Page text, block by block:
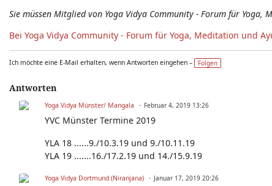
Sie müssen Mitglied von Yoga Vidya Community - Forum für
Bei Yoga Vidya Community - Forum für Yoga, Meditation und
Ich möchte eine E-Mail erhalten, wenn Antworten eingehen – Folgen
Antworten
Yoga Vidya Münster/ Mangala Februar 4, 2019 13:26
YVC Münster Termine 2019
YLA 18 ......9./10.3.19 und 9./10.11.19
YLA 19 .......16./17.2.19 und 14./15.9.19
Yoga Vidya Dortmund (Niranjana) Januar 17, 2019 20:26